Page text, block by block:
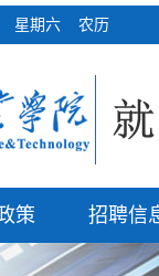
星期六 农历
策 招聘信